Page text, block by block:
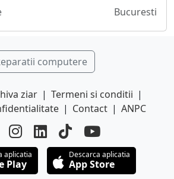
Bucuresti
computere
ziar | Termeni si conditii |
| Contact | ANPC
aplicatia
Play
Descarca aplicatia
App Store